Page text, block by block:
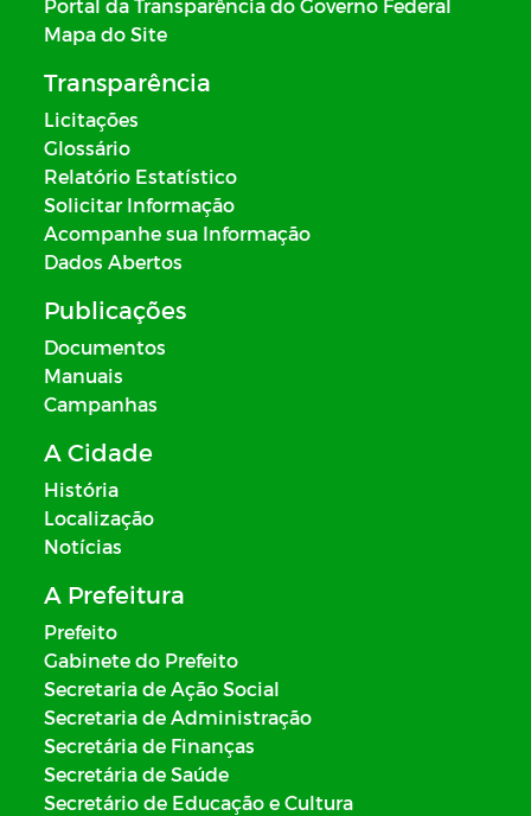
Portal da Transparência do Governo Federal
Mapa do Site
Transparência
Licitações
Glossário
Relatório Estatístico
Solicitar Informação
Acompanhe sua Informação
Dados Abertos
Publicações
Documentos
Manuais
Campanhas
A Cidade
História
Localização
Notícias
A Prefeitura
Prefeito
Gabinete do Prefeito
Secretaria de Ação Social
Secretaria de Administração
Secretária de Finanças
Secretária de Saúde
Secretário de Educação e Cultura